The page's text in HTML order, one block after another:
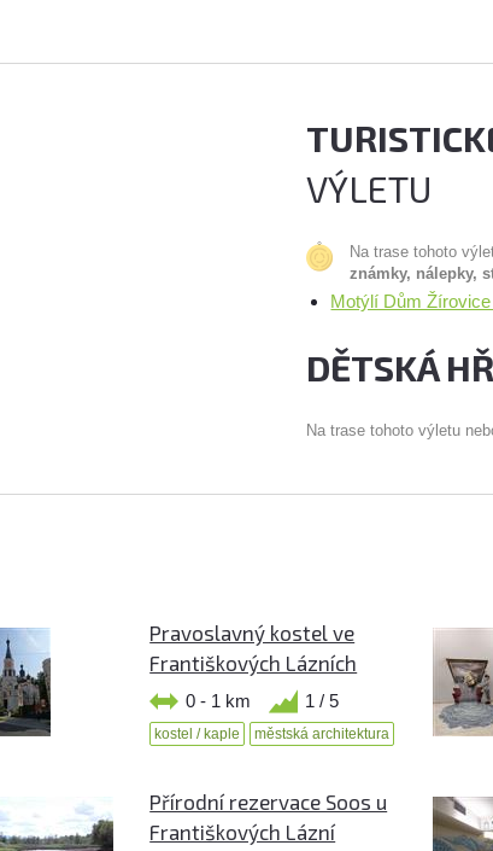
VÝLETU
Na trase tohoto
známky, nálepky,
Motýlí Dům
DĚTSKÁ
Na trase tohoto výletu
Pravoslavný kostel ve
Františkových Lázních
0 - 1 km 1 / 5
kostel / kaple městská architektura
Přírodní rezervace Soos u
Františkových Lázní